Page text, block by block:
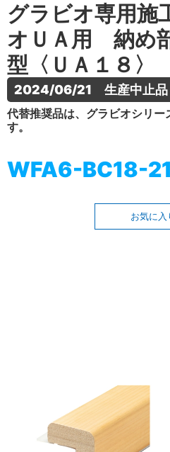
グラビオ専用
オＵＡ用 納め
型〈ＵＡ１８〉
2024/06/21　生産中止品
代替推奨品は、グラビオシリ
す。
WFA6-BC18-21
お気に入